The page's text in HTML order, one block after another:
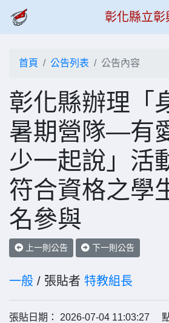
彰化縣立彰
首頁 公告列表 公告內容
彰化縣辦理「
暑期營隊—有
少一起說」活
符合資格之學
名參與
上一則公告 下一則公告
一般 / 張貼者 特教組長
張貼日期： 2026-07-04 11:03:27 點